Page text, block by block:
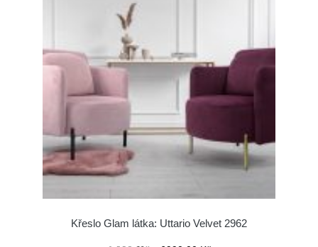
Křeslo Glam látka: Uttario Velvet 2962